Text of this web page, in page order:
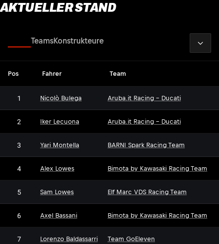
AKTUELLER STAND
TeamsKonstrukteure
Pos Fahrer Team
1 Nicolò Bulega Aruba.it Racing - Ducati
2 Iker Lecuona Aruba.it Racing - Ducati
3 Yari Montella BARNI Spark Racing Team
4 Alex Lowes Bimota by Kawasaki Racing Team
5 Sam Lowes Elf Marc VDS Racing Team
6 Axel Bassani Bimota by Kawasaki Racing Team
7 Lorenzo Baldassarri Team GoEleven